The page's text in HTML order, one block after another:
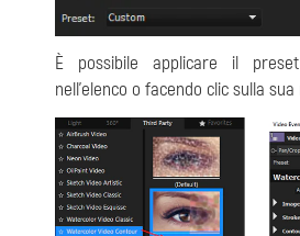
È possibile applicare il preset
nell'elenco o facendo clic sulla